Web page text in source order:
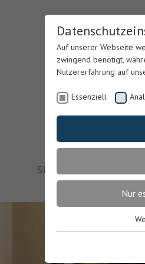
SEELSORGE
P.
Auf unserer Webseite
zwingend benötigt,
Nutzererfahrung auf
Essenziell
Nur
Essenzielle Cookies